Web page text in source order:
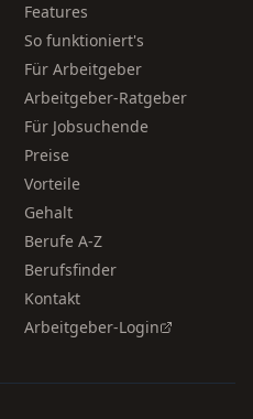
Features
So funktioniert's
Für Arbeitgeber
Arbeitgeber-Ratgeber
Für Jobsuchende
Preise
Vorteile
Gehalt
Berufe A-Z
Berufsfinder
Kontakt
Arbeitgeber-Login